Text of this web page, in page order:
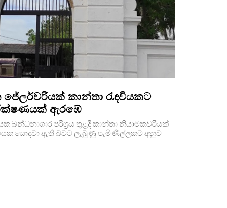
කාන්තා රැඳවියකට
ඇරඹේ
බන්ධනාගාර පරිශ්‍රය තුළදී කාන්තා නියාමකවරියක්
යොදවා ඇති බවට ලැබුණු පැමිණිල්ලකට අනුව